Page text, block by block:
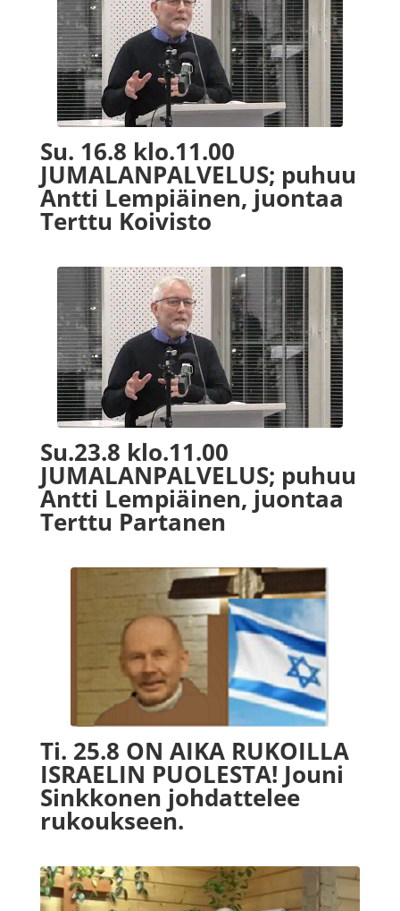
Su. 16.8 klo.11.00
JUMALANPALVELUS; puhuu
Antti Lempiäinen, juontaa
Terttu Koivisto
Su.23.8 klo.11.00
JUMALANPALVELUS; puhuu
Antti Lempiäinen, juontaa
Terttu Partanen
Ti. 25.8 ON AIKA RUKOILLA
ISRAELIN PUOLESTA! Jouni
Sinkkonen johdattelee
rukoukseen.